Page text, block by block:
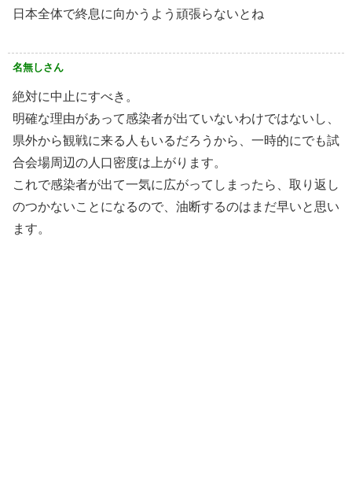
日本全体で終息に向かうよう頑張らないとね
名無しさん
絶対に中止にすべき。
明確な理由があって感染者が出ていないわけではないし、
県外から観戦に来る人もいるだろうから、一時的にでも試
合会場周辺の人口密度は上がります。
これで感染者が出て一気に広がってしまったら、取り返し
のつかないことになるので、油断するのはまだ早いと思い
ます。